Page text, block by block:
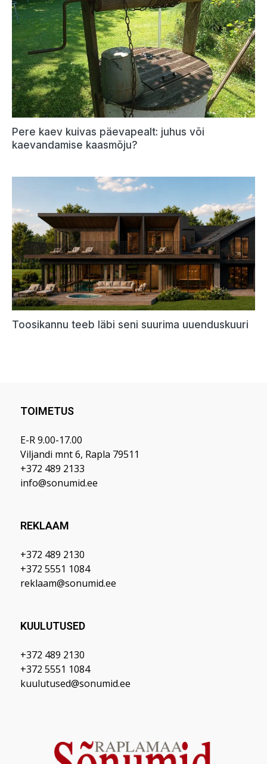
TOIMETUS
E-R 9.00-17.00
Viljandi mnt 6, Rapla 79511
+372 489 2133
info@sonumid.ee
REKLAAM
+372 489 2130
+372 5551 1084
reklaam@sonumid.ee
KUULUTUSED
+372 489 2130
+372 5551 1084
kuulutused@sonumid.ee